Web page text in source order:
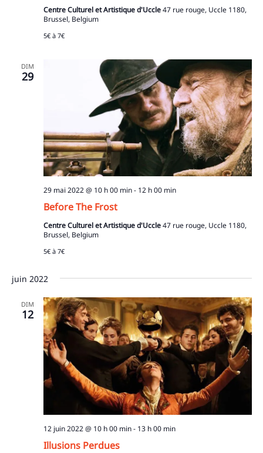
Centre Culturel et Artistique d'Uccle47 rue rouge, Uccle 1180,
Brussel, Belgium
5€ à 7€
DIM
29
Before The Frost
29 mai 2022 @ 10 h 00 min- 12 h 00 min
Centre Culturel et Artistique d'Uccle47 rue rouge, Uccle 1180,
Brussel, Belgium
5€ à 7€
juin 2022
DIM
12
Illusions Perdues
12 juin 2022 @ 10 h 00 min- 13 h 00 min
Recherche